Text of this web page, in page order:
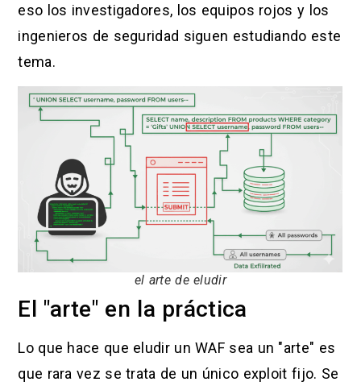
eso los investigadores, los equipos rojos y los
ingenieros de seguridad siguen estudiando este
tema.
el arte de eludir
El "arte" en la práctica
Lo que hace que eludir un WAF sea un "arte" es
que rara vez se trata de un único exploit fijo. Se